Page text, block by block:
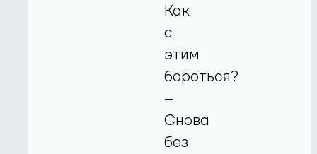
Как
с
этим
бороться?
–
Снова
без